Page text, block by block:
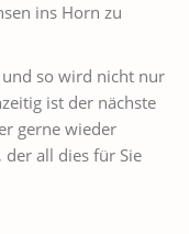
ins Horn zu
so wird nicht nur
ist der nächste
gerne wieder
all dies für Sie